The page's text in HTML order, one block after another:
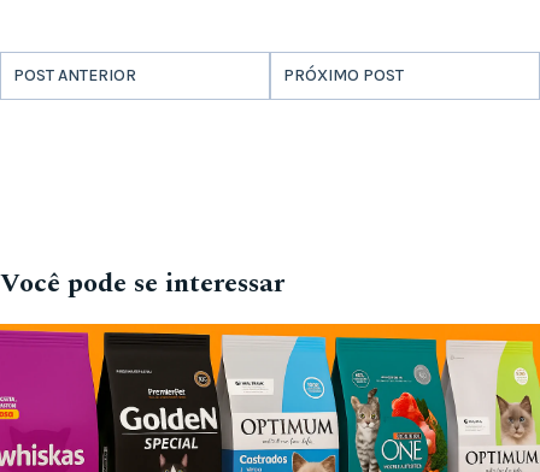
POST ANTERIOR PRÓXIMO POST
Você pode se interessar